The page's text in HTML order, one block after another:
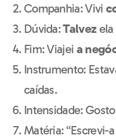
Companhia: Vivi
Dúvida:Talvezela
Fim: Viajei a
Instrumento:
caídas.
Intensidade: Gosto
Matéria: “Escrevi-